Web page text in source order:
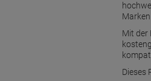
Mit der
Dieses